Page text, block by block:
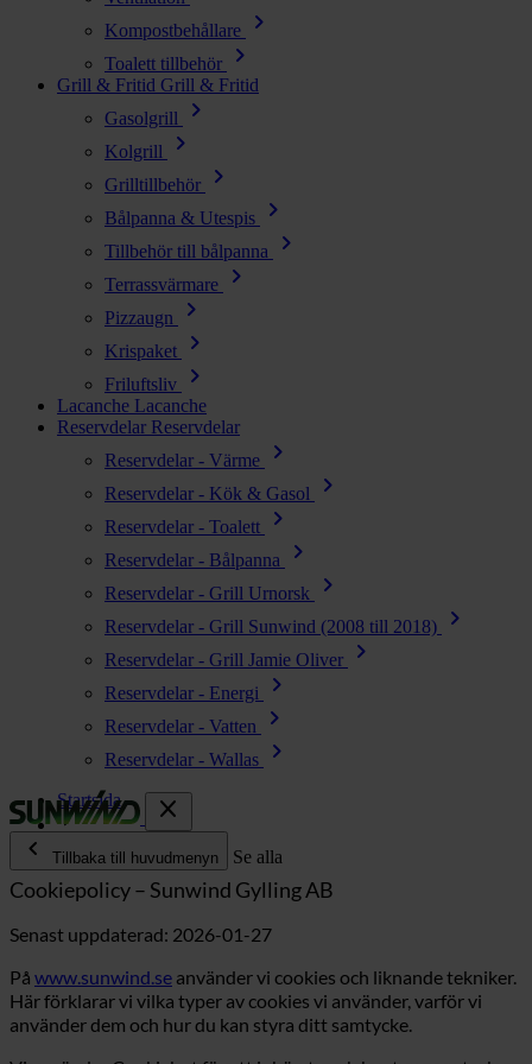
Kompostbehållare chevron_right
Toalett tillbehör chevron_right
Grill & Fritid Grill & Fritid
Gasolgrill
chevron_right
Kolgrill chevron_right
Grilltillbehör chevron_right
Bålpanna & Utespis chevron_right
Tillbehör till bålpanna chevron_right
Terrassvärmare chevron_right
Pizzaugn chevron_right
Krispaket chevron_right
Friluftsliv chevron_right
Lacanche Lacanche
Reservdelar Reservdelar
Reservdelar - Värme
chevron_right
Reservdelar - Kök & Gasol chevron_right
Reservdelar - Toalett chevron_right
Reservdelar - Bålpanna chevron_right
Reservdelar - Grill Urnorsk chevron_right
Reservdelar - Grill Sunwind (2008 till 2018) chevron_right
Reservdelar - Grill Jamie Oliver chevron_right
Reservdelar - Energi chevron_right
Reservdelar - Vatten chevron_right
Reservdelar - Wallas
chevron_right
close
chevron_left
Tillbaka till huvudmenyn Se alla
chevron_right
chevron_right
Värme chevron_right
Vatten chevron_right
Startsida
Cookiepolicy – Sunwind Gylling AB
Senast uppdaterad: 2026-01-27
På www.sunwind.se använder vi cookies och liknande tekniker.
Här förklarar vi vilka typer av cookies vi använder, varför vi
använder dem och hur du kan styra ditt samtycke.